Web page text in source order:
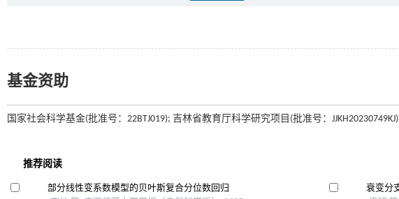
基金资助
国家社会科学基金(批准号：22BTJ019); 吉林省教育厅科学研究项目(批准号：JJKH20230749KJ)